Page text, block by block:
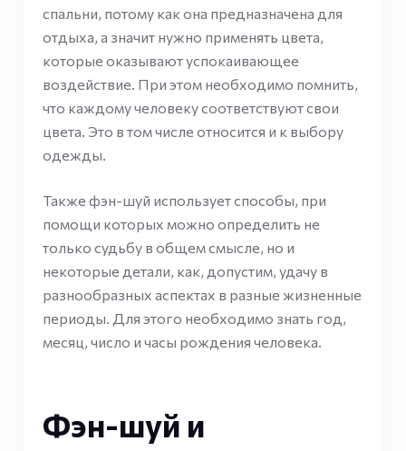
спальни, потому как она предназначена для
отдыха, а значит нужно применять цвета,
которые оказывают успокаивающее
воздействие. При этом необходимо помнить,
что каждому человеку соответствуют свои
цвета. Это в том числе относится и к выбору
одежды.
Также фэн-шуй использует способы, при
помощи которых можно определить не
только судьбу в общем смысле, но и
некоторые детали, как, допустим, удачу в
разнообразных аспектах в разные жизненные
периоды. Для этого необходимо знать год,
месяц, число и часы рождения человека.
Фэн-шуй и